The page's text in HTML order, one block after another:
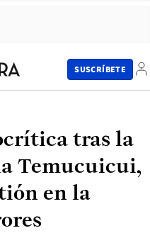
SUSCRÍBETE
tras la
Temucuicui,
en la